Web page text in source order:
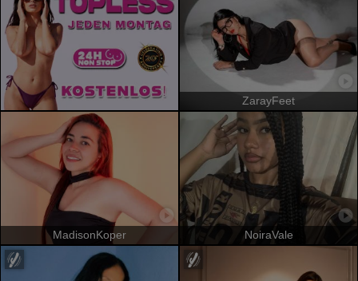
ZarayFeet
MadisonKoper NoiraVale